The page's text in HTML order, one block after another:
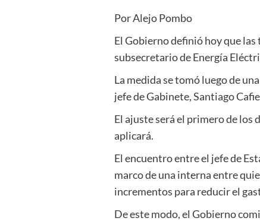
Por Alejo Pombo
El Gobierno definió hoy que
subsecretario de Energía
La medida se tomó luego de
jefe de Gabinete, Santiago
El ajuste será el primero de los
aplicará.
El encuentro entre el jefe de
marco de una interna entre
incrementos para reducir el
De este modo, el Gobierno